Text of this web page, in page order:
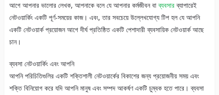
আগে আপনার ভালোর লেখক, আপনাকে বলে যে আপনার কর্মজীবন বাব্যবসারব্যাপারেই
নেটওয়ার্কিং একটি পূর্ণ-সময়ের কাজ। এবং, তার সবচেয়ে উল্লেখযোগ্য টিপ হল যে আপনি
একটি নেটওয়ার্ক প্রয়োজন আগে দীর্ঘ প্রতিষ্ঠিত একটি পেশাদারী ব্যবসায়িক নেটওয়ার্ক আছে
চান।
ব্যবসা নেটওয়ার্কিং এবং আপনি
আপনি পরিচিতিগুলির একটি শক্তিশালী নেটওয়ার্কের বিকাশের জন্য প্রয়োজনীয় সময় এবং
শক্তি বিনিয়োগ করে যদি আপনি মানুষ এবং সম্পদ আকর্ষণ একটি চুম্বক হতে পারে। ব্যবসা